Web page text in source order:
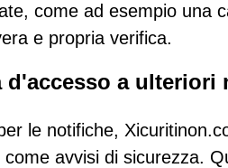
come ad esempio una
e propria verifica.
a ulteriori
le notifiche,
avvisi di sicurezza.